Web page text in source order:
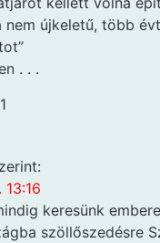
nem újkeletű, több
. . .
1
keresünk
szöllőszedésre